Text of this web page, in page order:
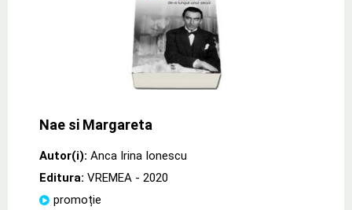
Nae si Margareta
Autor(i): Anca Irina Ionescu
Editura: VREMEA - 2020
promoție